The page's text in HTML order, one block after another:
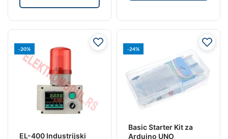
-20%
EL-400 Industrijski
-24%
Basic Starter Kit za
Arduino UNO